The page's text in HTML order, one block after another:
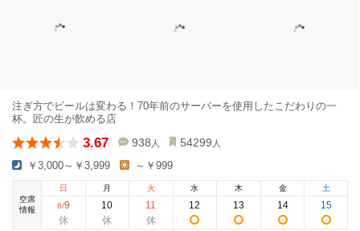
注ぎ方でビールは変わる！70年前のサーバーを使用したこだわりの一
杯。匠の生が飲める店
3.67 938 人 54299 人
￥3,000～￥3,999 ～￥999
空席
情報
日
8/9
月
10
火
11
水
12
木
13
金
14
土
15